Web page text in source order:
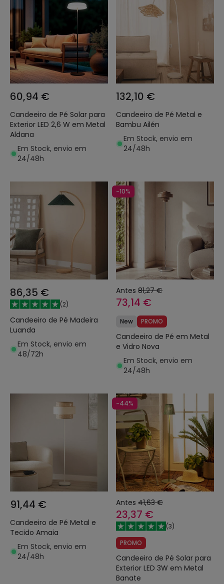
60,94 €
Candeeiro de Pé Solar para
Exterior LED 2,6 W em Metal
Aldana
Em Stock, envio em
24/48h
132,10 €
Candeeiro de Pé Metal e
Bambu Ailén
Em Stock, envio em
24/48h
86,35 €
(2)
Candeeiro de Pé Madeira
Luanda
Em Stock, envio em
48/72h
-10%
Antes 81,27 €
73,14 €
New PROMO
Candeeiro de Pé em Metal
e Vidro Nova
Em Stock, envio em
24/48h
91,44 €
Candeeiro de Pé Metal e
Tecido Amaia
Em Stock, envio em
24/48h
-44%
Antes 41,63 €
23,37 €
(3)
PROMO
Candeeiro de Pé Solar para
Exterior LED 3W em Metal
Banate